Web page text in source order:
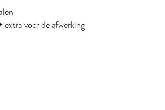
extra voor de afwerking